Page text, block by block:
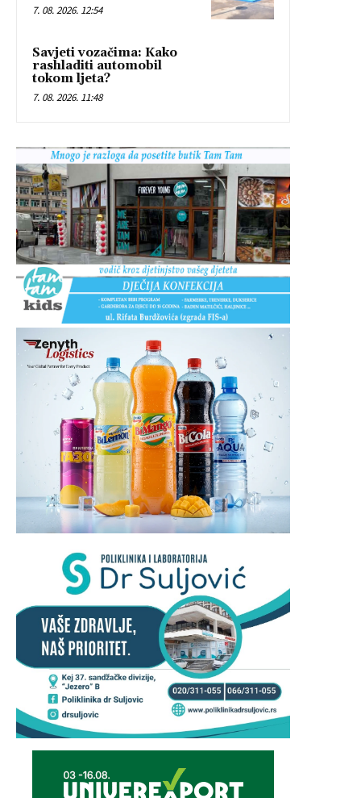
7. 08. 2026. 12:54
Savjeti vozačima: Kako
rashladiti automobil
tokom ljeta?
7. 08. 2026. 11:48